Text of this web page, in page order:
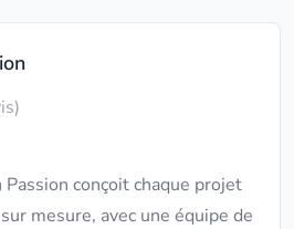
conçoit chaque projet
mesure, avec une équipe de